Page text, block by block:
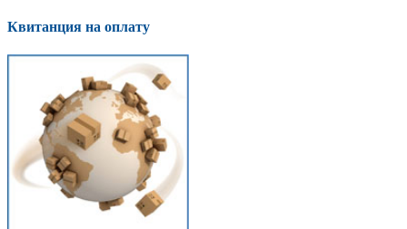
Квитанция на оплату